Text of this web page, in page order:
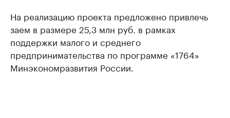
На реализацию проекта предложено привлечь
заем в размере 25,3 млн руб. в рамках
поддержки малого и среднего
предпринимательства по программе «1764»
Минэкономразвития России.